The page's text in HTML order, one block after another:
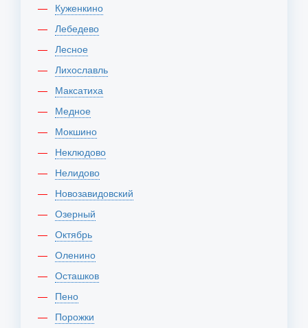
Куженкино
Лебедево
Лесное
Лихославль
Максатиха
Медное
Мокшино
Неклюдово
Нелидово
Новозавидовский
Озерный
Октябрь
Оленино
Осташков
Пено
Порожки